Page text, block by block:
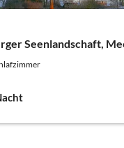
Seenlandschaft,